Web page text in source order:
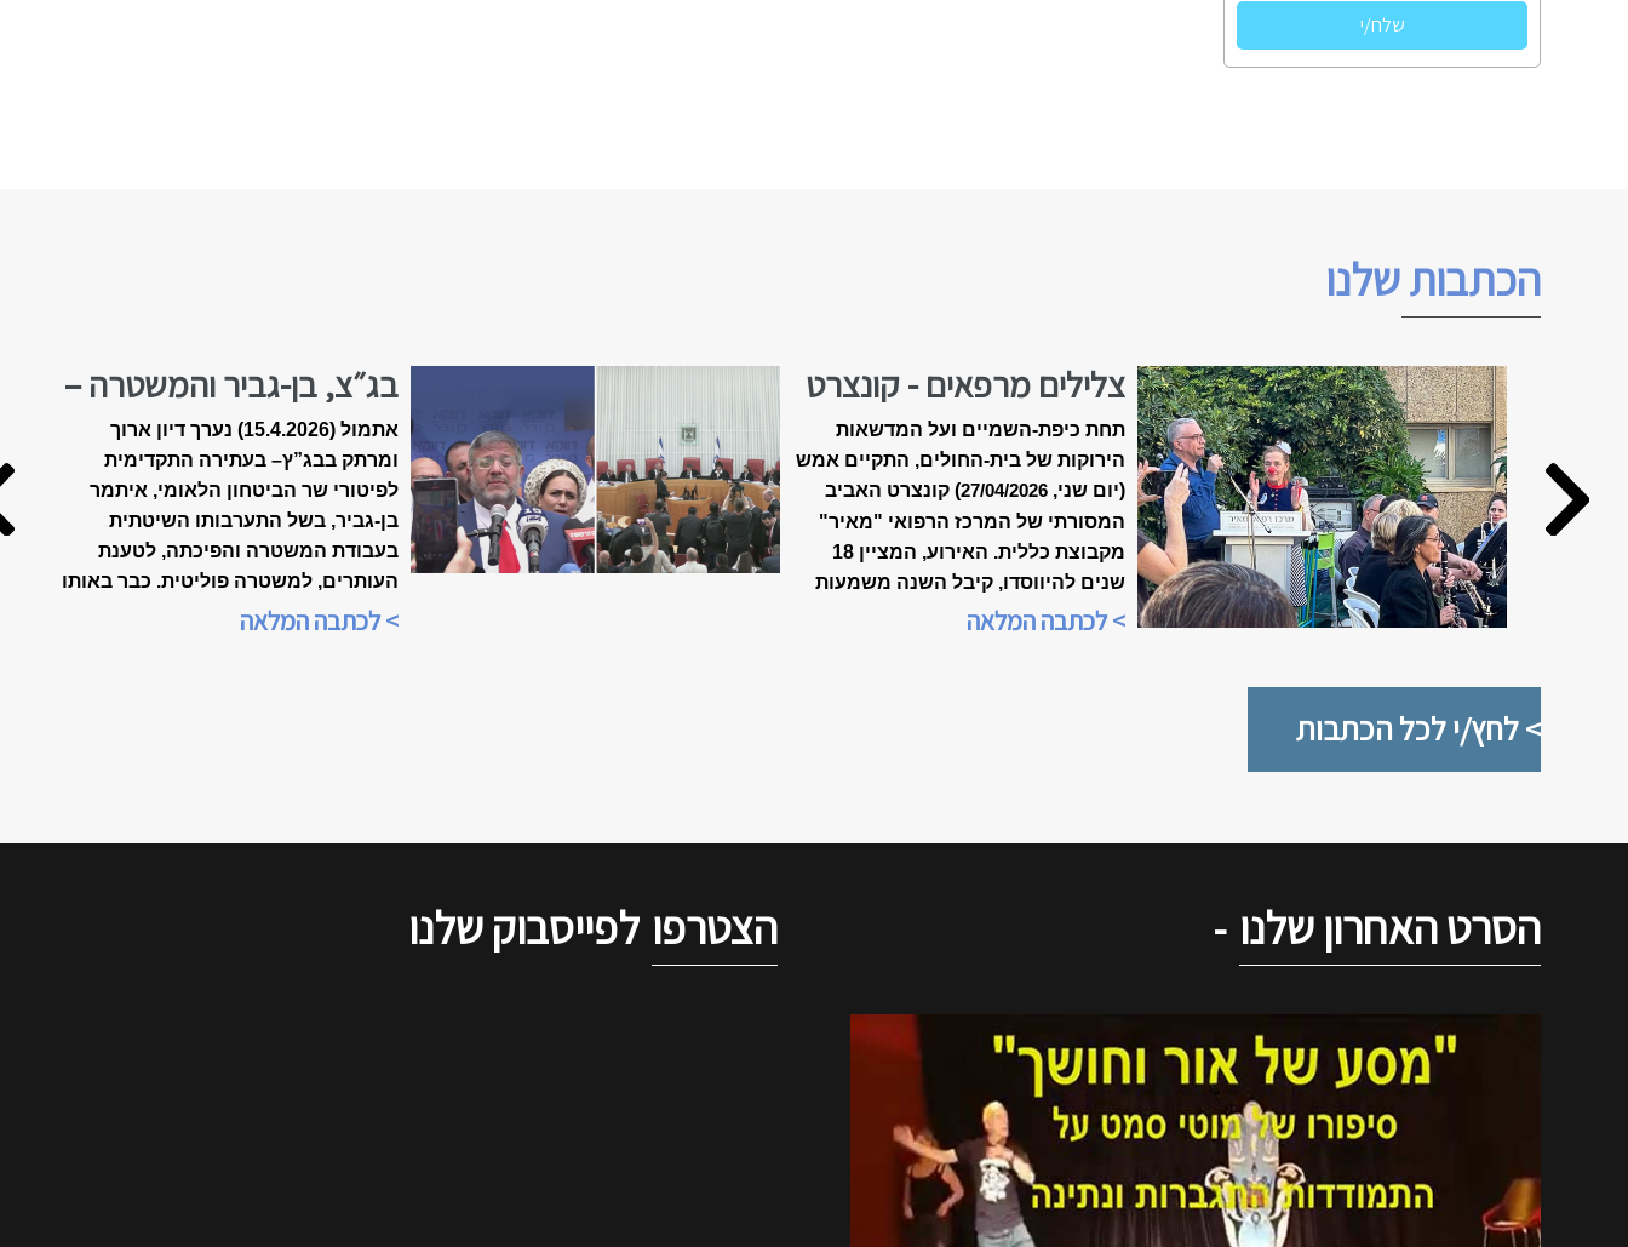
הכתבות שלנו
צלילים מרפאים - קונצרט
האביב ה-18 של ״מאיר״
תחת כיפת-השמיים ועל המדשאות
הירוקות של בית-החולים, התקיים אמש
(יום שני, 27/04/2026) קונצרט האביב
המסורתי של המרכז הרפואי "מאיר"
מקבוצת כללית. האירוע, המציין 18
שנים להיווסדו, קיבל השנה משמעות
מיוחדת, כשנכלל לראשונה במסגרת
> לכתבה המלאה
בג״צ, בן-גביר והמשטרה –
הולכים לפשרה?אתמול (15.4.2026) נערך דיון ארוך
ומרתק בבג”ץ– בעתירה התקדימית
לפיטורי שר הביטחון הלאומי, איתמר
בן-גביר, בשל התערבותו השיטתית
בעבודת המשטרה והפיכתה, לטענת
העותרים, למשטרה פוליטית. כבר באותו
> לכתבה המלאה
> לחץ/י לכל הכתבות
הסרט האחרון שלנו - הצטרפו לפייסבוק שלנו